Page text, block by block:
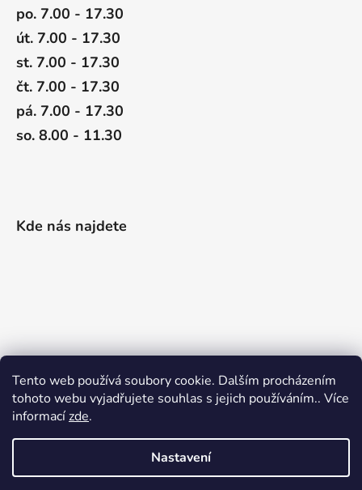
Tento web používá soubory cookie. Dalším procházením
tohoto webu vyjadřujete souhlas s jejich používáním.. Více
informacízde.
Nastavení
po. 7.00 - 17.30
út. 7.00 - 17.30
st. 7.00 - 17.30
čt. 7.00 - 17.30
pá. 7.00 - 17.30
so. 8.00 - 11.30
Kde nás najdete